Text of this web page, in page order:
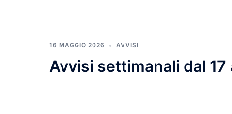
16 MAGGIO 2026 AVVISI
Avvisi settimanali dal